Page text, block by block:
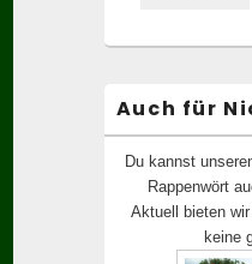
Auch für
Du kannst
Rappenwört
Aktuell bieten
keine